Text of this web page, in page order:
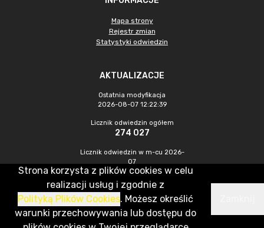
Mapa strony
Rejestr zmian
Statystyki odwiedzin
AKTUALIZACJE
Ostatnia modyfikacja
2026-08-07 12:22:39
Licznik odwiedzin ogółem
274 027
Licznik odwiedzin w m-cu 2026-
07
816
CMS & Hosting: Nefeni Sp. z o.o.
Strona korzysta z plików cookies w celu
realizacji usług i zgodnie z
Polityką Plików Cookies. Możesz określić
warunki przechowywania lub dostępu do